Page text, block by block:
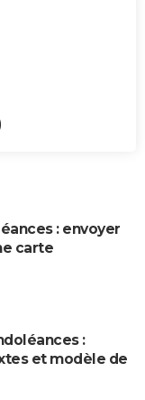
: envoyer
carte
:
et modèle de